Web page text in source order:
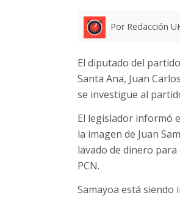
Por Redacción
El diputado del
Santa Ana, Juan
se investigue al
El legislador informó
la imagen de Juan
lavado de dinero
PCN.
Samayoa está siendo